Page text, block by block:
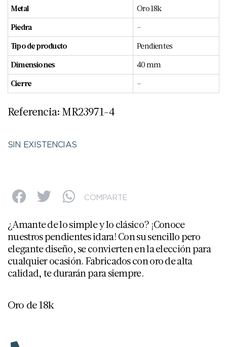
Metal
Oro 18k
Piedra
–
Tipo de producto
Pendientes
Dimensiones
40 mm
Cierre
–
Referencia: MR23971-4
SIN EXISTENCIAS
COMPARTE
¿Amante de lo simple y lo clásico? ¡Conoce
nuestros pendientes idara! Con su sencillo pero
elegante diseño, se convierten en la elección para
cualquier ocasión. Fabricados con oro de alta
calidad, te durarán para siempre.
Oro de 18k